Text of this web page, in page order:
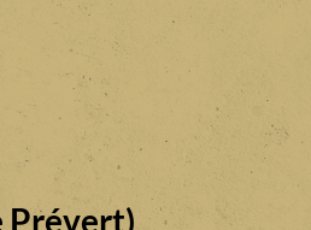
Prévert)